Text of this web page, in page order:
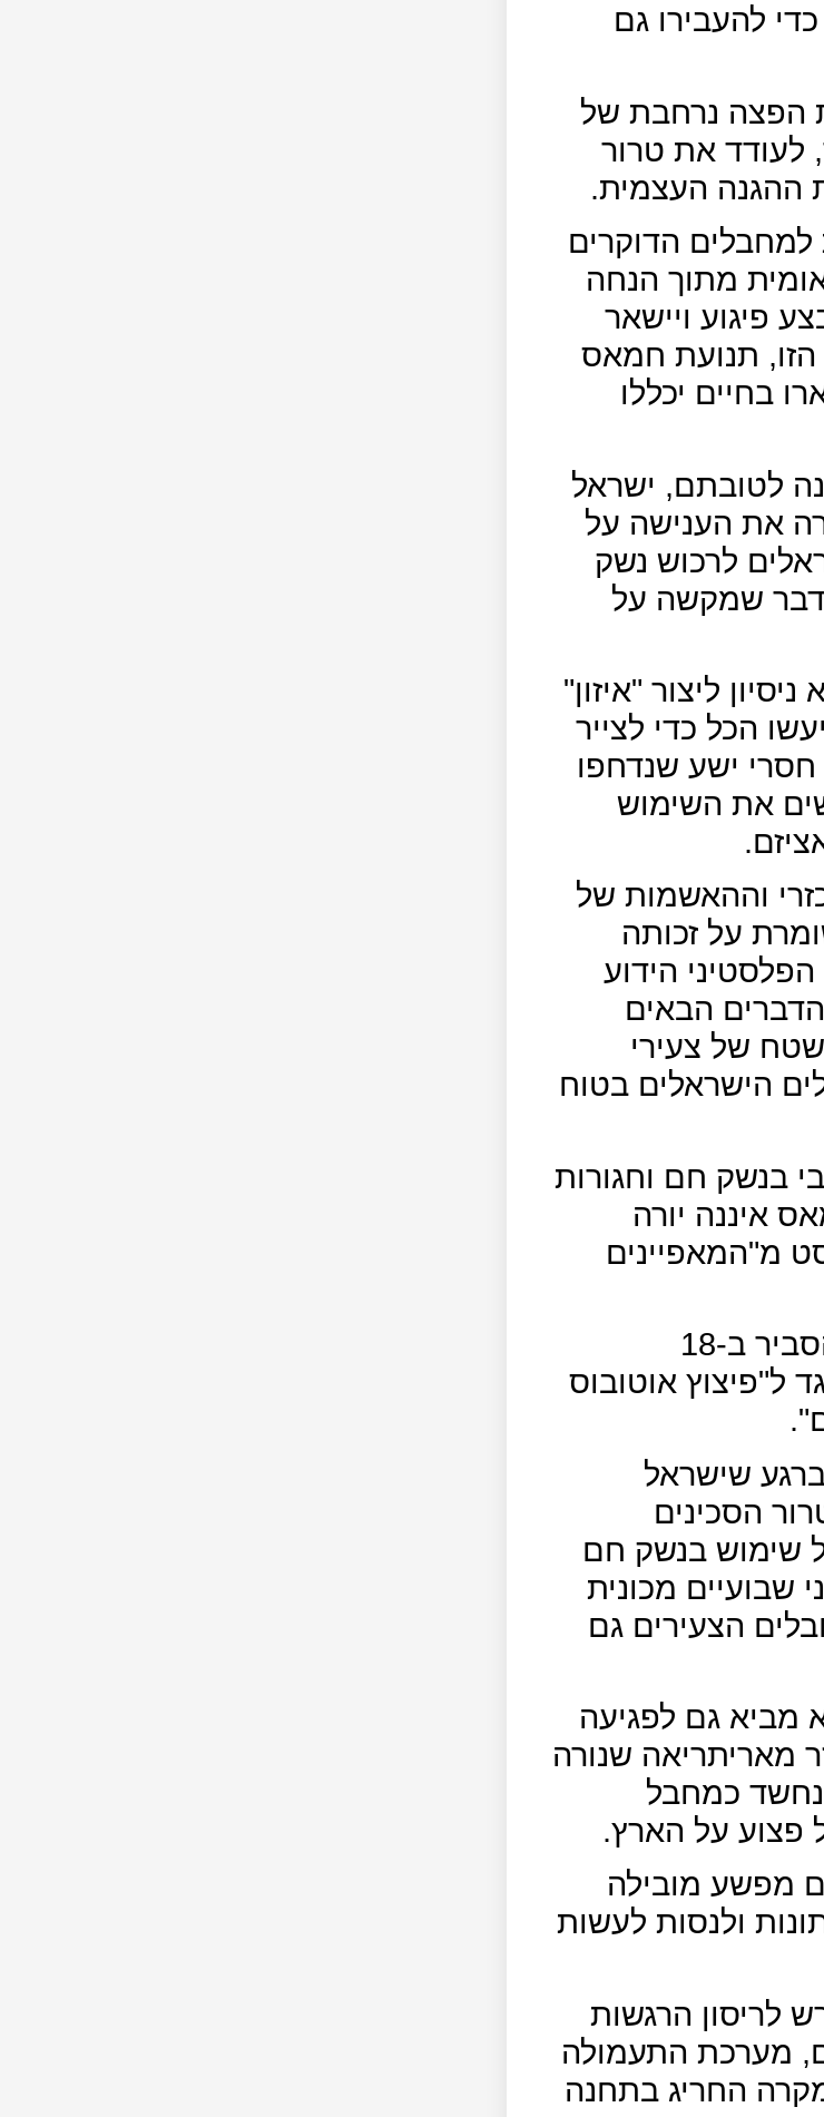
להעבירו גם
הפצה נרחבת של
לעודד את טרור
ההגנה העצמית.
הדוקרים
מתוך הנחה
פיגוע ויישאר
הזו, תנועת חמאס
בחיים יכללו
לטובתם, ישראל
את הענישה על
לרכוש נשק
דבר שמקשה על
ליצור "איזון"
הכל כדי לצייר
ישע שנדחפו
את השימוש
וההאשמות של
על זכותה
הידוע
את הדברים הבאים
של צעירי
הישראלים בטוח
בנשק חם וחגורות
איננה יורה
מ"המאפיינים
ג'בריל רג'וב חבר הועדה המרכזית של פת"ח, הסביר ב-18
ל"פיצוץ אוטובוס
שישראל
הסכינים
שימוש בנשק חם
שבועיים מכונית
הצעירים גם
מביא גם לפגיעה
מאריתריאה שנורה
כמחבל
פצוע על הארץ.
מפשע מובילה
ולנסות לעשות
לריסון הרגשות
מערכת התעמולה
החריג בתחנה